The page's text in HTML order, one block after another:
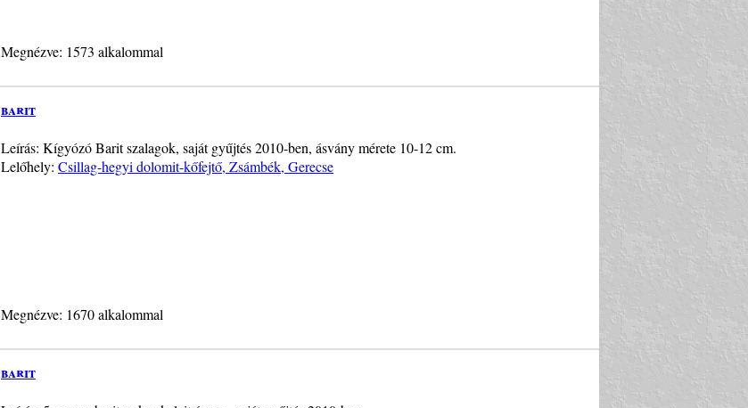
Megnézve: 1573 alkalommal
barit
Leírás: Kígyózó Barit szalagok, saját gyűjtés 2010-ben, ásvány mérete 10-12 cm.
Lelőhely: Csillag-hegyi dolomit-kőfejtő, Zsámbék, Gerecse
Megnézve: 1670 alkalommal
barit